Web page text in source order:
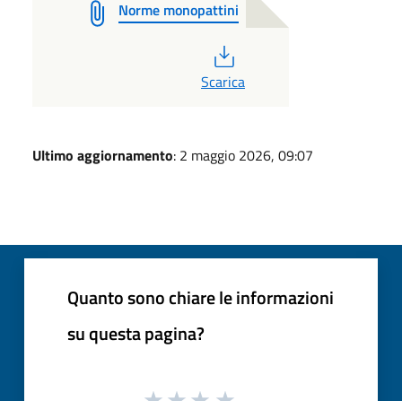
Norme monopattini
Scarica
Ultimo aggiornamento: 2 maggio 2026, 09:07
Quanto sono chiare le informazioni
su questa pagina?